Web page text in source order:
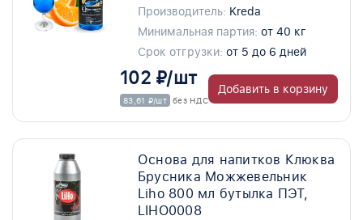
Производитель: Kreda
Минимальная партия: от 40 кг
Срок отгрузки: от 5 до 6 дней
102 ₽/шт
83,61 ₽/шт без НДС
Добавить в корзину
Основа для напитков Клюква
Брусника Можжевельник
Liho 800 мл бутылка ПЭТ,
LIHO0008